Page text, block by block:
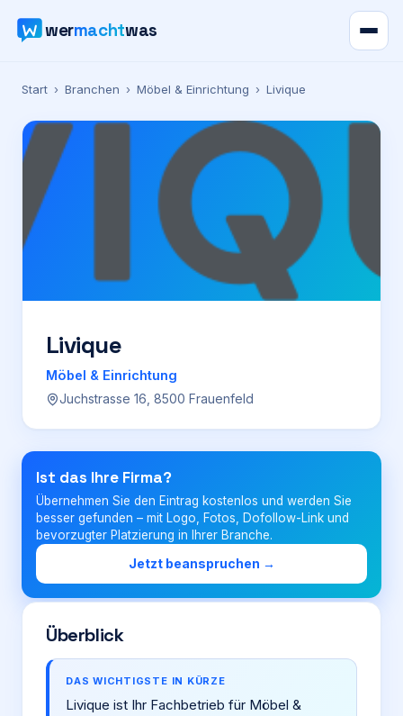
wermachtwas
Verzeichnis
Karte
News
Ratgeber
Preise
Für Firmen
Login
Firma eintragen
Start › Branchen › Möbel & Einrichtung › Livique
Livique
Möbel & Einrichtung
Juchstrasse 16, 8500 Frauenfeld
Ist das Ihre Firma?
Übernehmen Sie den Eintrag kostenlos und werden Sie
besser gefunden – mit Logo, Fotos, Dofollow-Link und
bevorzugter Platzierung in Ihrer Branche.
Jetzt beanspruchen →
Überblick
DAS WICHTIGSTE IN KÜRZE
Livique ist Ihr Fachbetrieb für Möbel &